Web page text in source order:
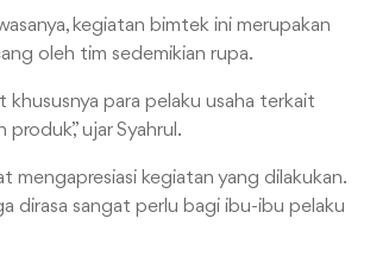
kegiatan bimtek ini merupakan
oleh tim sedemikian rupa.
khususnya para pelaku usaha terkait
ujar Syahrul.
mengapresiasi kegiatan yang dilakukan.
dirasa sangat perlu bagi ibu-ibu pelaku